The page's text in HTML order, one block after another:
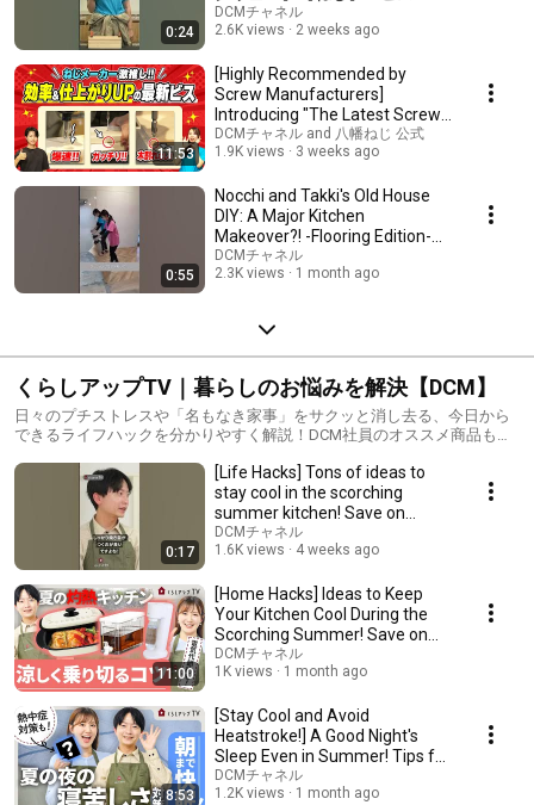
0:24
じ #diy #diy女子 #diy初心者
#dcm
DCMチャネル
2.6K views
2 weeks ago
11:53
[Highly Recommended by
Screw Manufacturers]
Introducing "The Latest Screw
Utilization Techniques"...
DCMチャネル and 八幡ねじ 公式
1.9K views
3 weeks ago
0:55
Nocchi and Takki's Old House
DIY: A Major Kitchen
Makeover?! -Flooring Edition-
#DIYbeginner #DIY...
DCMチャネル
2.3K views
1 month ago
くらしアップTV｜暮らしのお悩みを解決【DCM】
日々のプチストレスや「名もなき家事」をサクッと消し去る、今日から
できるライフハックを分かりやすく解説！DCM社員のオススメ商品も楽
おります。
0:17
[Life Hacks] Tons of ideas to
stay cool in the scorching
summer kitchen! Save on
electricity too!...
DCMチャネル
1.6K views
4 weeks ago
11:00
[Home Hacks] Ideas to Keep
Your Kitchen Cool During the
Scorching Summer! Save on
Electricity Too...
DCMチャネル
1K views
1 month ago
8:53
[Stay Cool and Avoid
Heatstroke!] A Good Night's
Sleep Even in Summer! Tips for
Beating the Summe...
DCMチャネル
1.2K views
1 month ago